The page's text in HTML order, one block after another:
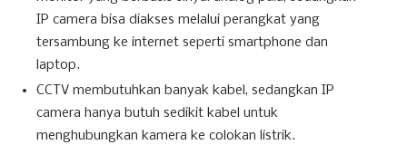
IP camera bisa diakses melalui perangkat yang
tersambung ke internet seperti smartphone dan
laptop.
CCTV membutuhkan banyak kabel, sedangkan IP
camera hanya butuh sedikit kabel untuk
menghubungkan kamera ke colokan listrik.